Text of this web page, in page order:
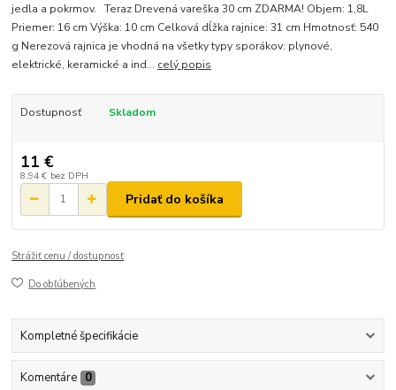
jedla a pokrmov. Teraz Drevená vareška 30 cm ZDARMA! Objem: 1,8L
Priemer: 16 cm Výška: 10 cm Celková dĺžka rajnice: 31 cm Hmotnosť: 540
g Nerezová rajnica je vhodná na všetky typy sporákov: plynové,
elektrické, keramické a ind... celý popis
Dostupnosť Skladom
11 €
8,94 € bez DPH
Pridať do košíka
Strážiť cenu / dostupnosť
Do obľúbených
Kompletné špecifikácie
Komentáre 0